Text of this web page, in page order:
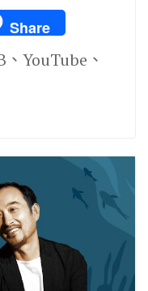
Share
YouTube、